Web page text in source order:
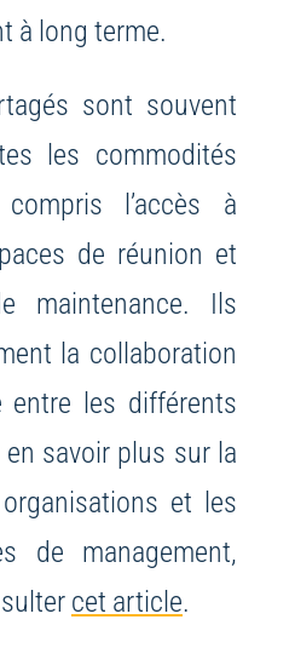
à long terme.
sont souvent
les commodités
l’accès à
de réunion et
maintenance. Ils
la collaboration
entre les différents
savoir plus sur la
et les
de management,
cet article.